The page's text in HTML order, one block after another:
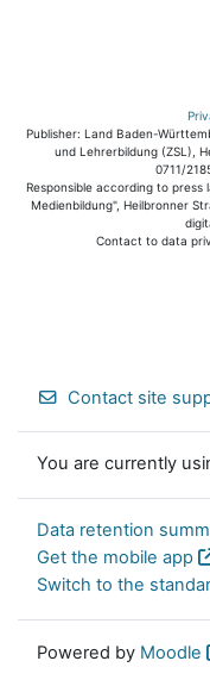
Publisher: Land Baden-
und Lehrerbildung (ZSL),
0711/
Responsible according to press
Medienbildung", Heilbronner
Contact to data
Contact site
You are currently
Data retention
Get the mobile app
Switch to the
Powered by Moodle